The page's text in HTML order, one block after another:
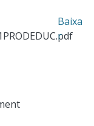
Baixa
r